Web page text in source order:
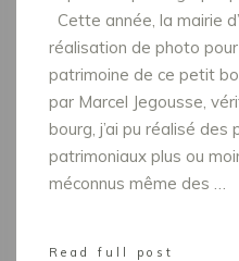
Cette année, la mairie
réalisation de photo
patrimoine de ce petit
par Marcel Jegousse,
bourg, j’ai pu réalisé
patrimoniaux plus ou
méconnus même des …
Read full post